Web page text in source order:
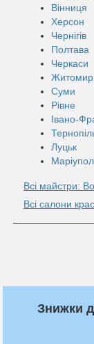
Вінниця
Херсон
Чернігів
Полтава
Черкаси
Житомир
Суми
Рівне
Івано-
Луцьк
Всі майстри:
Всі салони
Знижки